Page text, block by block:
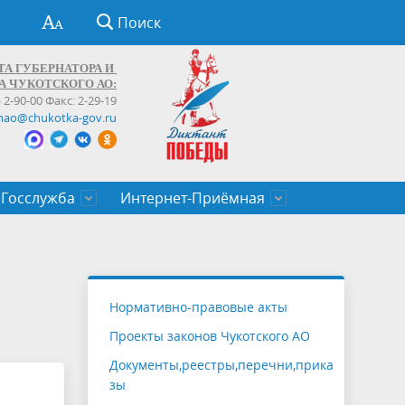
Поиск
ГУБЕРНАТОРА И
ЧУКОТСКОГО АО:
2-90-00 Факс: 2-29-19
gov.ru
Госслужба
служащих Чукотского автономного
Интернет-Приёмная
Нормативно-правовые акты
Проекты законов Чукотского АО
Документы,реестры,перечни,прика
зы